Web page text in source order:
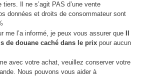
tiers. Il ne s’agit PAS d’une vente
données et droits de consommateur sont
me l’a informé, je peux vous assurer que
de douane caché dans le prix pour aucun
avec votre achat, veuillez conserver votre
Nous pouvons vous aider à